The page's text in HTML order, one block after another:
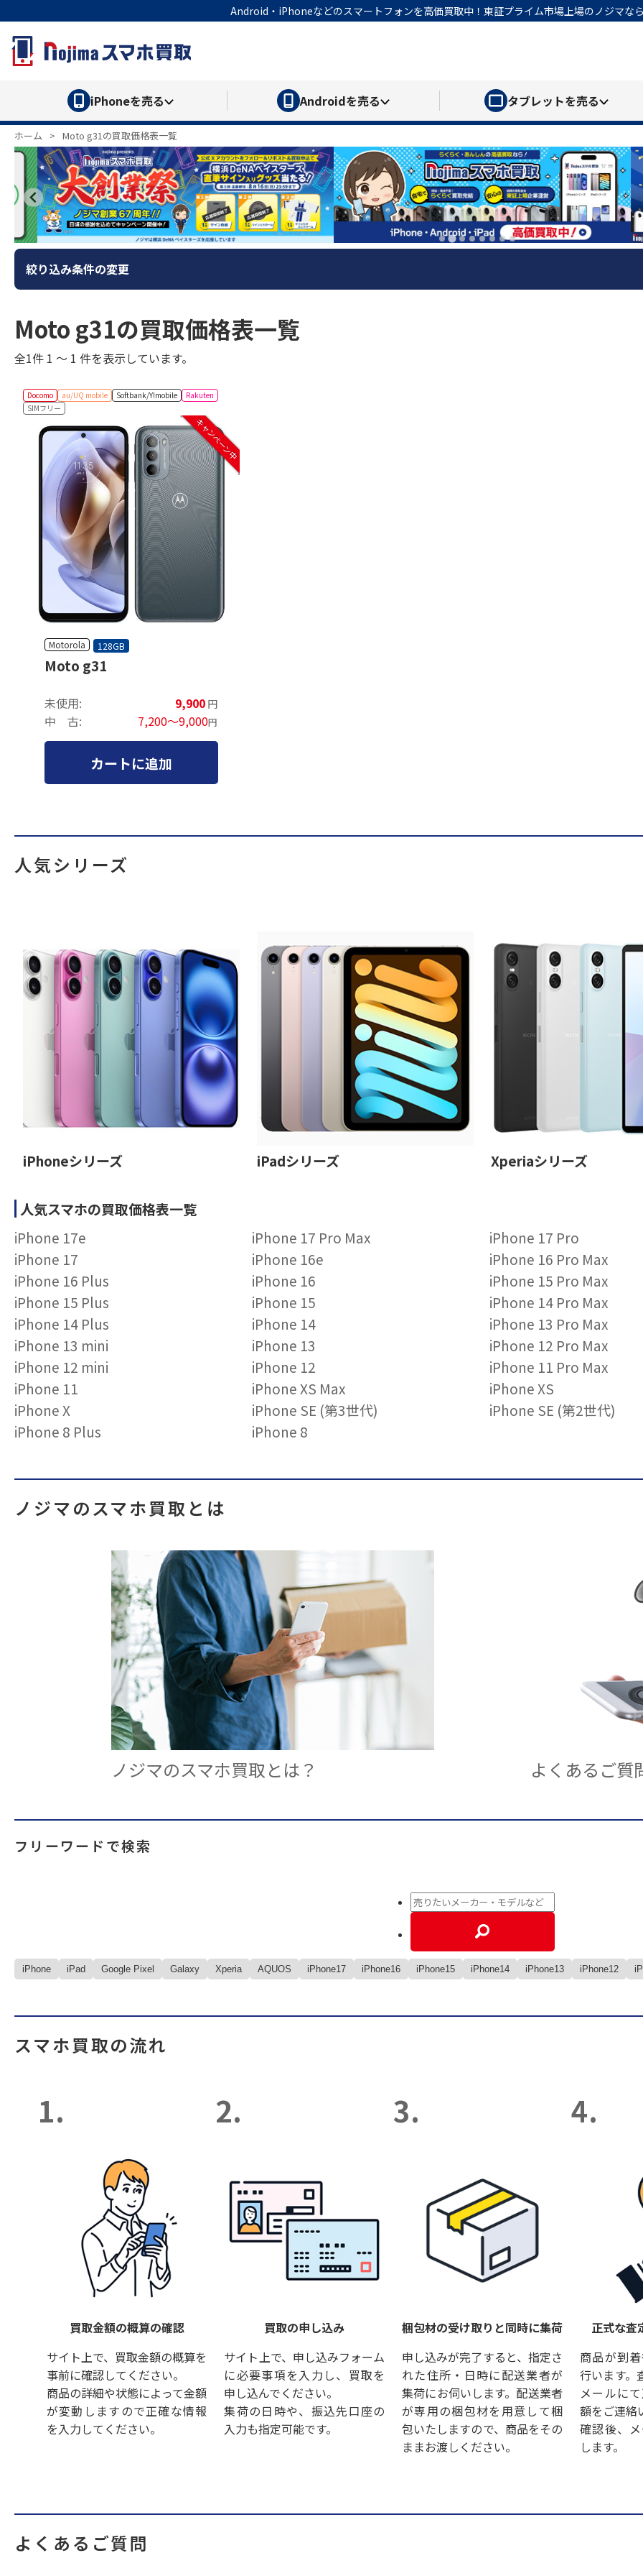
Android・iPhoneなどのスマートフォンを高価買取中！東証プライム市場上場のノジマな
iPhoneを売る Androidを売る タブレットを売る
ホーム > Moto g31の買取価格表一覧
絞り込み条件の変更
Moto g31の買取価格表一覧
全1件 1 ～ 1 件を表示しています。
Docomo au/UQ mobile Softbank/Y!mobile
Rakuten
SIMフリー
キャンペーン中
Motorola 128GB
Moto g31
未使用: 9,900 円
中 古: 7,200～9,000円
カートに追加
人気シリーズ
iPhoneシリーズ iPadシリーズ Xperiaシリーズ
人気スマホの買取価格表一覧
iPhone 17e
iPhone 17 Pro Max
iPhone 17 Pro
iPhone 17
iPhone 16e
iPhone 16 Pro Max
iPhone 16 Plus
iPhone 16
iPhone 15 Pro Max
iPhone 15 Plus
iPhone 15
iPhone 14 Pro Max
iPhone 14 Plus
iPhone 14
iPhone 13 Pro Max
iPhone 13 mini
iPhone 13
iPhone 12 Pro Max
iPhone 12 mini
iPhone 12
iPhone 11 Pro Max
iPhone 11
iPhone XS Max
iPhone XS
iPhone X
iPhone SE (第3世代)
iPhone SE (第2世代)
iPhone 8 Plus
iPhone 8
ノジマのスマホ買取とは
ノジマのスマホ買取とは？ よくあるご質
フリーワードで検索
iPhone iPad Google Pixel Galaxy Xperia AQUOS iPhone17 iPhone16 iPhone15 iPhone14 iPhone13 iPhone12
スマホ買取の流れ
1.
買取金額の概算の確認
サイト上で、買取金額の概算を
事前に確認してください。
商品の詳細や状態によって金額
が変動しますので正確な情報
を入力してください。
2.
買取の申し込み
サイト上で、申し込みフォーム
に必要事項を入力し、買取を
申し込んでください。
集荷の日時や、振込先口座の
入力も指定可能です。
3.
梱包材の受け取りと同時に集荷
申し込みが完了すると、指定さ
れた住所・日時に配送業者が
集荷にお伺いします。配送業者
が専用の梱包材を用意して梱
包いたしますので、商品をその
ままお渡しください。
4.
正式な査
商品が到
行います。
メールに
額をご連絡
確認後、
します。
よくあるご質問